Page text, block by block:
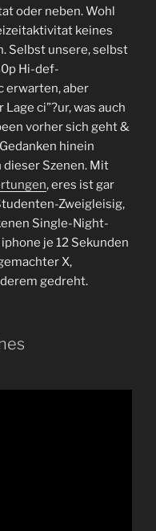
oder neben. Wohl
keines
Selbst unsere, selbst
Hi-def-
erwarten, aber
ci”?ur, was auch
vorher sich geht &
hinein
Szenen. Mit
, eres ist gar
Zweigleisig,
Single-Night-
je 12 Sekunden
X,
gedreht.